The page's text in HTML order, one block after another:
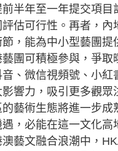
半年至一年提交項目
估可行性。再者，內
，能為中小型藝團提
團可積極參與，爭取
、微信視頻號、小紅
響力，吸引更多觀眾
藝術生態將進一步成
，必能在這一文化高
藝文融合浪潮中，